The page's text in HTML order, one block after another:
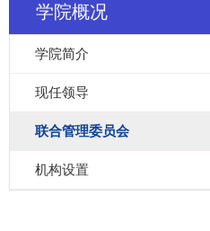
学院概况
学院简介
现任领导
联合管理委员会
机构设置